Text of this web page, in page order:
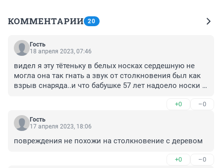
КОММЕНТАРИИ 20
Гость
18 апреля 2023, 07:46
видел я эту тётеньку в белых носках сердешную не
могла она так гнать а звук от столкновения был как
взрыв снаряда..и что бабушке 57 лет надоело носки
+0 –0
Гость
17 апреля 2023, 18:06
повреждения не похожи на столкновение с деревом
+0 –0